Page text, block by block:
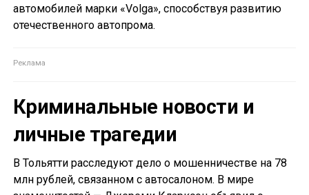
автомобилей марки «Volga», способствуя развитию
отечественного автопрома.
Криминальные новости и
личные трагедии
В Тольятти расследуют дело о мошенничестве на 78
млн рублей, связанном с автосалоном. В мире